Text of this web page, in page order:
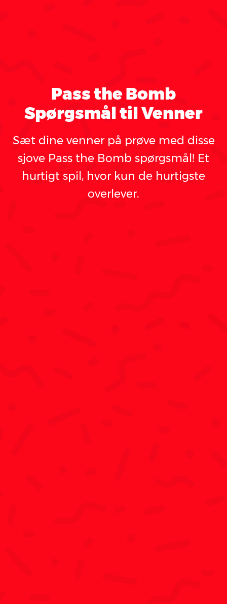
Pass the Bomb
Spørgsmål til Venner
Sæt dine venner på prøve med disse
sjove Pass the Bomb spørgsmål! Et
hurtigt spil, hvor kun de hurtigste
overlever.